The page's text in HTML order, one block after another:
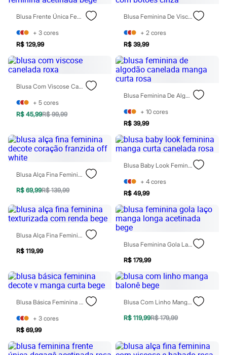
Moda íntima
Cuecas
Pijamas
Moda praia
Plus size
Blusas e Camisetas
Camisas
Casacos e Jaquetas
Jeans
Moda esportiva
Todos os produtos
Infantil
Em alta
Arrumadinho para os meninos
Romântico para as meninas
Inverno
Novidades
0 a 24 meses
1 a 5 anos
4 a 12 anos
10 a 16 anos
0 a 24 meses
4 a 12 anos
10 a 16 anos
Acessórios
Recém-nascido
Bolsas e Mochilas
Chapéus
Calçados
Botas
Chinelos
Pantufas
Blusa Frente Única Feminina Acetinada Bege
+ 3 cores
R$ 129,99
Blusa Feminina De Viscose Com Botões Cinza
+ 2 cores
R$ 39,99
Blusa Com Viscose Canelada Roxa
+ 5 cores
R$ 45,99R$ 99,99
Blusa Feminina De Algodão Canelada Manga Curta Rosa
+ 10 cores
R$ 39,99
Blusa Alça Fina Feminina Decote Coração Franzida Off White
R$ 69,99R$ 139,99
Blusa Baby Look Feminina Manga Curta Canelada Rosa
+ 4 cores
R$ 49,99
Blusa Alça Fina Feminina Texturizada Com Renda Bege
R$ 119,99
Blusa Feminina Gola Laço Manga Longa Acetinada Bege
R$ 179,99
Blusa Básica Feminina Decote V Manga Curta Bege
+ 3 cores
R$ 69,99
Blusa Com Linho Manga Balonê Bege
R$ 119,99R$ 179,99